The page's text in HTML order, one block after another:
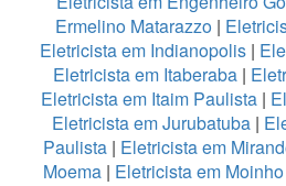
Ermelino Matarazzo |
Eletricista em Indianopolis|
Eletricista em Itaberaba|
Eletricista em Itaim Paulista |
Eletricista em Jurubatuba |
Paulista | Eletricista em
Moema| Eletricista em